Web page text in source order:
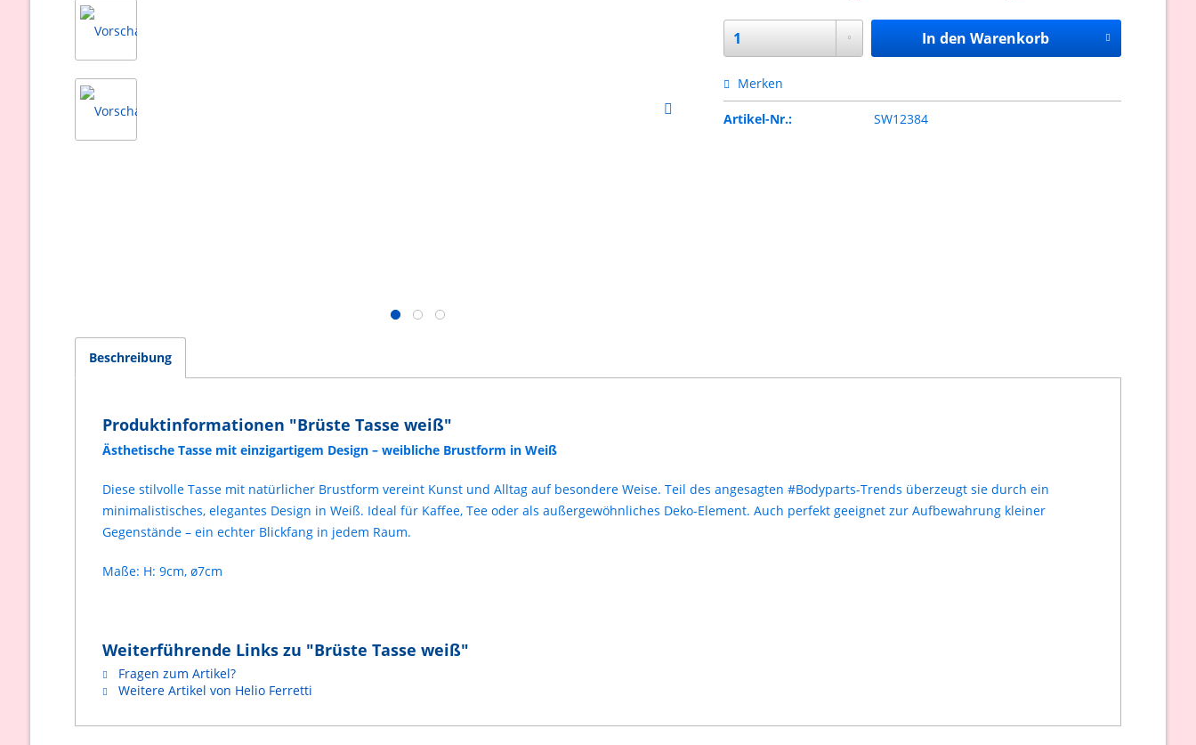
In den Warenkorb
Merken
Artikel-Nr.: SW12384
Beschreibung
Produktinformationen "Brüste Tasse weiß"
Ästhetische Tasse mit einzigartigem Design – weibliche Brustform in Weiß
Diese stilvolle Tasse mit natürlicher Brustform vereint Kunst und Alltag auf besondere Weise. Teil des angesagten #Bodyparts-Trends überzeugt sie durch ein
minimalistisches, elegantes Design in Weiß. Ideal für Kaffee, Tee oder als außergewöhnliches Deko-Element. Auch perfekt geeignet zur Aufbewahrung kleiner
Gegenstände – ein echter Blickfang in jedem Raum.
Maße: H: 9cm, ø7cm
Weiterführende Links zu "Brüste Tasse weiß"
Fragen zum Artikel?
Weitere Artikel von Helio Ferretti